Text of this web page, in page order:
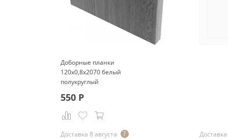
Доборные планки
120x0,8x2070 белый
полукруглый
550Р
Доставка 8 августа Доставка